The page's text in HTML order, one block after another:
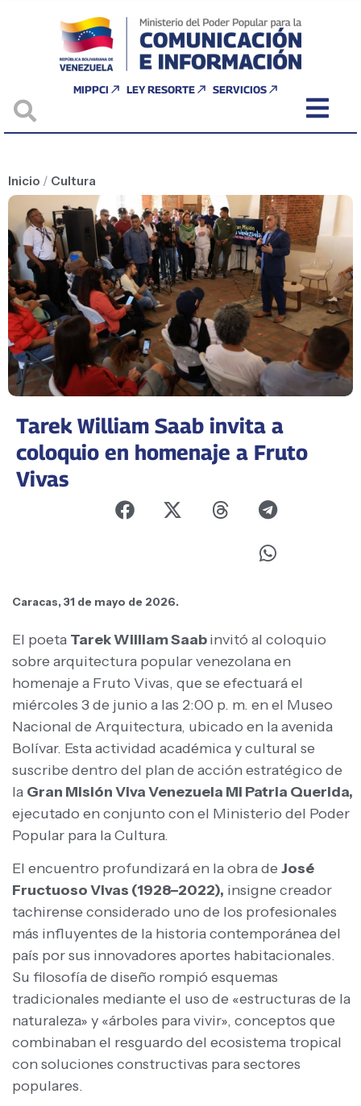
MIPPCI LEY RESORTE SERVICIOS
Inicio / Cultura
Tarek William Saab invita a
coloquio en homenaje a Fruto
Vivas
Caracas, 31 de mayo de 2026.
El poeta Tarek William Saabinvitó al coloquio
sobre arquitectura popular venezolana en
homenaje a Fruto Vivas, que se efectuará el
miércoles 3 de junio a las 2:00 p. m. en el Museo
Nacional de Arquitectura, ubicado en la avenida
Bolívar. Esta actividad académica y cultural se
suscribe dentro del plan de acción estratégico de
la Gran Misión Viva Venezuela Mi Patria Querida,
ejecutado en conjunto con el Ministerio del Poder
Popular para la Cultura.
El encuentro profundizará en la obra de José
Fructuoso Vivas (1928–2022), insigne creador
tachirense considerado uno de los profesionales
más influyentes de la historia contemporánea del
país por sus innovadores aportes habitacionales.
Su filosofía de diseño rompió esquemas
tradicionales mediante el uso de «estructuras de la
naturaleza» y «árboles para vivir», conceptos que
combinaban el resguardo del ecosistema tropical
con soluciones constructivas para sectores
populares.